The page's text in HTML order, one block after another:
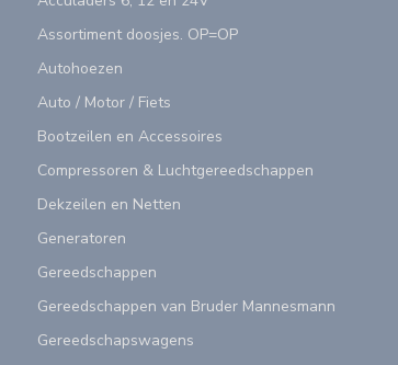
Assortiment doosjes. OP=OP
Autohoezen
Auto / Motor / Fiets
Bootzeilen en Accessoires
Compressoren & Luchtgereedschappen
Dekzeilen en Netten
Generatoren
Gereedschappen
Gereedschappen van Bruder Mannesmann
Gereedschapswagens